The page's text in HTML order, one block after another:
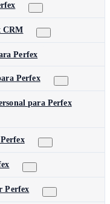
CRM
Perfex
Perfex
para Perfex
Perfex